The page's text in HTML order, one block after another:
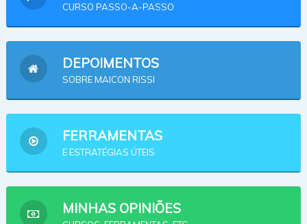
CURSO PASSO-A-PASSO
DEPOIMENTOS
SOBRE MAICON RISSI
FERRAMENTAS
E ESTRATÉGIAS ÚTEIS
MINHAS OPINIÕES